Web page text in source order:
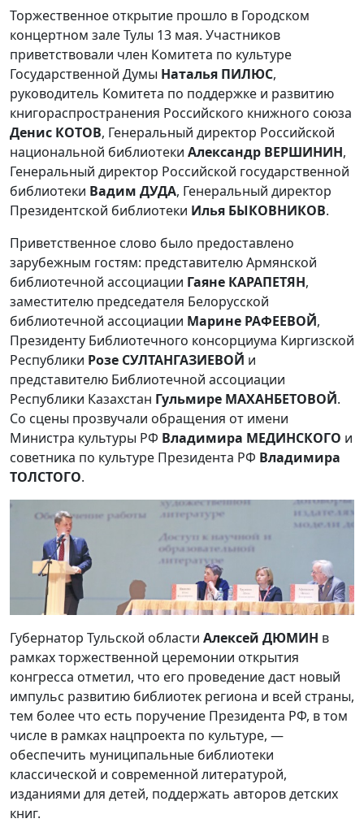
Торжественное открытие прошло в Городском
концертном зале Тулы 13 мая. Участников
приветствовали член Комитета по культуре
Государственной Думы Наталья ПИЛЮС,
руководитель Комитета по поддержке и развитию
книгораспространения Российского книжного союза
Денис КОТОВ, Генеральный директор Российской
национальной библиотеки Александр ВЕРШИНИН,
Генеральный директор Российской государственной
библиотеки Вадим ДУДА, Генеральный директор
Президентской библиотеки Илья БЫКОВНИКОВ.
Приветственное слово было предоставлено
зарубежным гостям: представителю Армянской
библиотечной ассоциации Гаяне КАРАПЕТЯН,
заместителю председателя Белорусской
библиотечной ассоциации Марине РАФЕЕВОЙ,
Президенту Библиотечного консорциума Киргизской
Республики Розе СУЛТАНГАЗИЕВОЙ и
представителю Библиотечной ассоциации
Республики Казахстан Гульмире МАХАНБЕТОВОЙ.
Со сцены прозвучали обращения от имени
Министра культуры РФ Владимира МЕДИНСКОГО и
советника по культуре Президента РФ Владимира
ТОЛСТОГО.
Губернатор Тульской области Алексей ДЮМИН в
рамках торжественной церемонии открытия
конгресса отметил, что его проведение даст новый
импульс развитию библиотек региона и всей страны,
тем более что есть поручение Президента РФ, в том
числе в рамках нацпроекта по культуре, —
обеспечить муниципальные библиотеки
классической и современной литературой,
изданиями для детей, поддержать авторов детских
книг.